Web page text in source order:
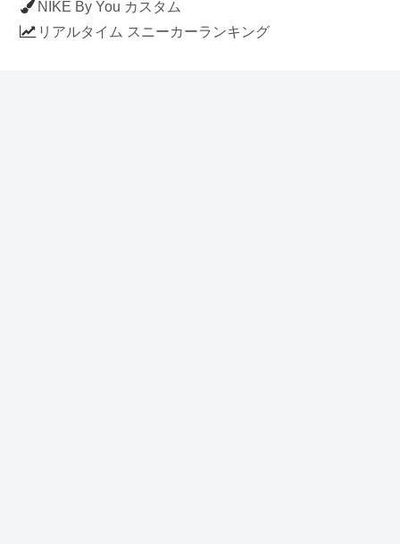
NIKE By You カスタム
リアルタイム スニーカーランキング